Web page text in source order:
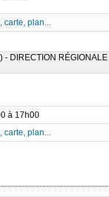
carte, plan...
- DIRECTION RÉGIONALE
à 17h00
carte, plan...